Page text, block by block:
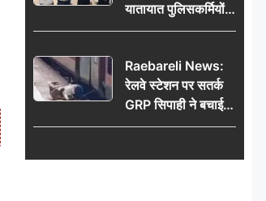
यातायात पुलिसकर्मियों
को वितरित किए गए छाते
Raebareli News:
रेलवे स्टेशन पर सतर्क
GRP सिपाही ने बचाई
महिला की जान, चलती
हादसा टला; घटना